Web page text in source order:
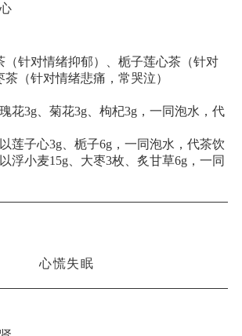
（针对情绪抑郁）、栀子莲心茶（针对
（针对情绪悲痛，常哭泣）
花3g、菊花3g、枸杞3g，一同泡水，代
莲子心3g、栀子6g，一同泡水，代茶饮
浮小麦15g、大枣3枚、炙甘草6g，一同
心慌失眠